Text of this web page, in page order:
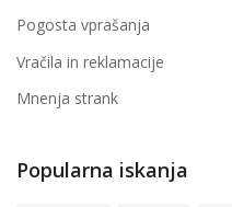
Pogosta vprašanja
Vračila in reklamacije
Mnenja strank
Popularna iskanja